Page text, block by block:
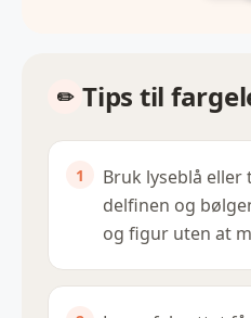
Tips til
Bruk lyseblå
delfinen og
og figur uten at